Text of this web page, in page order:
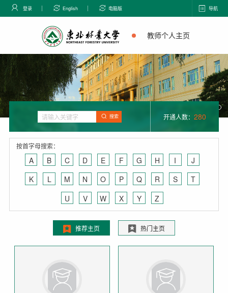
登录 English 电脑版 导航
教师个人主页
搜索 开通人数： 280
按首字母搜索：
A B C D E F G H I
J
K
L M N O P Q R S
T
U
V W X Y Z
推荐主页 热门主页